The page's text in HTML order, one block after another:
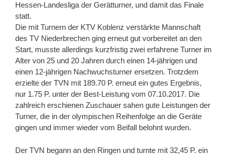
Hessen-Landesliga der Gerätturner, und damit das Finale
statt.
Die mit Turnern der KTV Koblenz verstärkte Mannschaft
des TV Niederbrechen ging erneut gut vorbereitet an den
Start, musste allerdings kurzfristig zwei erfahrene Turner im
Alter von 25 und 20 Jahren durch einen 14-jährigen und
einen 12-jährigen Nachwuchsturner ersetzen. Trotzdem
erzielte der TVN mit 189.70 P. erneut ein gutes Ergebnis,
nur 1.75 P. unter der Best-Leistung vom 07.10.2017. Die
zahlreich erschienen Zuschauer sahen gute Leistungen der
Turner, die in der olympischen Reihenfolge an die Geräte
gingen und immer wieder vom Beifall belohnt wurden.
Der TVN begann an den Ringen und turnte mit 32,45 P. ein